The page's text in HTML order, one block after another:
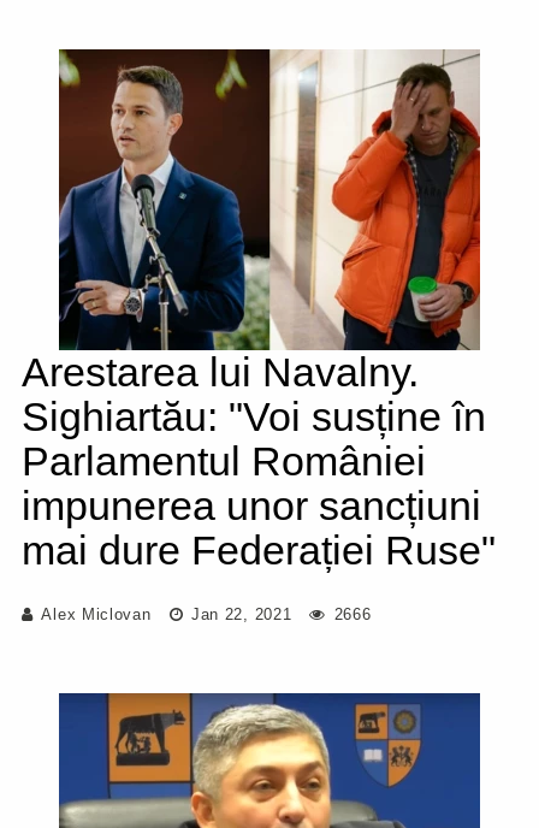
Arestarea lui Navalny.
Sighiartău: "Voi susține în
Parlamentul României
impunerea unor sancțiuni
mai dure Federației Ruse"
Alex Miclovan Jan 22, 2021 2666